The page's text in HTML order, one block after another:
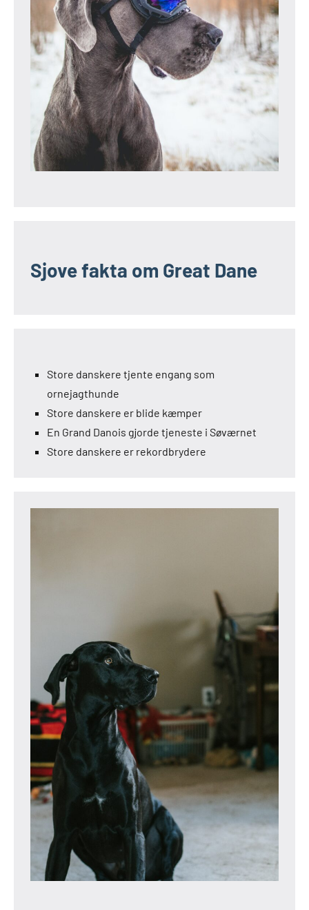
Sjove fakta om Great Dane
Store danskere tjente engang som
ornejagthunde
Store danskere er blide kæmper
En Grand Danois gjorde tjeneste i Søværnet
Store danskere er rekordbrydere